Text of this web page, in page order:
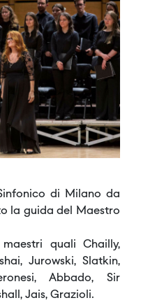
di Milano da
la guida del Maestro
quali Chailly,
Jurowski, Slatkin,
Abbado, Sir
Jais, Grazioli.